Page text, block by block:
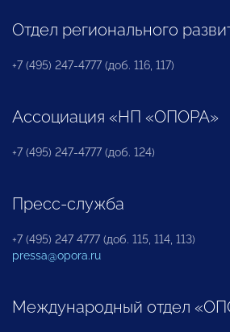
Отдел регионального
+7 (495) 247-4777 (доб. 116, 117)
Ассоциация «НП «ОПОРА»
+7 (495) 247-4777 (доб. 124)
Пресс-служба
+7 (495) 247 4777 (доб. 115, 114, 113)
pressa@opora.ru
Международный отдел